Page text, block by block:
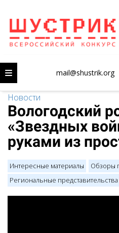
mail@shustrik.org
Новости
Вологодский
«Звездных
руками из
Интересные материалы
Обзоры
Региональные представительства